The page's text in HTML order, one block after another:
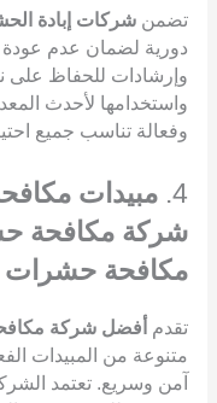
تضمن شركات إبادة
دورية لضمان عدم
وإرشادات للحفاظ على
واستخدامها لأحدث
وفعالة تناسب جميع
4. مبيدات
شركة مكافحة
مكافحة حشرات
تقدم أفضل شركة
متنوعة من المبيدات
آمن وسريع. تعتمد